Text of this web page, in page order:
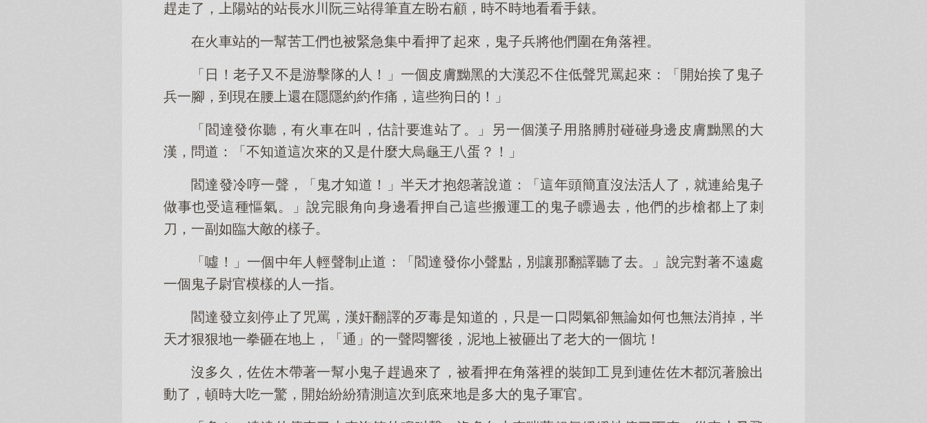
趕走了，上陽站的站長水川阮三站得筆直左盼右顧，時不時地看看手錶。
在火車站的一幫苦工們也被緊急集中看押了起來，鬼子兵將他們圍在角落裡。
「日！老子又不是游擊隊的人！」一個皮膚黝黑的大漢忍不住低聲咒罵起來：「開始挨了鬼子
兵一腳，到現在腰上還在隱隱約約作痛，這些狗日的！」
「閻達發你聽，有火車在叫，估計要進站了。」另一個漢子用胳膊肘碰碰身邊皮膚黝黑的大
漢，問道：「不知道這次來的又是什麼大烏龜王八蛋？！」
閻達發冷哼一聲，「鬼才知道！」半天才抱怨著說道：「這年頭簡直沒法活人了，就連給鬼子
做事也受這種慪氣。」說完眼角向身邊看押自己這些搬運工的鬼子瞟過去，他們的步槍都上了刺
刀，一副如臨大敵的樣子。
「噓！」一個中年人輕聲制止道：「閻達發你小聲點，別讓那翻譯聽了去。」說完對著不遠處
一個鬼子尉官模樣的人一指。
閻達發立刻停止了咒罵，漢奸翻譯的歹毒是知道的，只是一口悶氣卻無論如何也無法消掉，半
天才狠狠地一拳砸在地上，「通」的一聲悶響後，泥地上被砸出了老大的一個坑！
沒多久，佐佐木帶著一幫小鬼子趕過來了，被看押在角落裡的裝卸工見到連佐佐木都沉著臉出
動了，頓時大吃一驚，開始紛紛猜測這次到底來地是多大的鬼子軍官。